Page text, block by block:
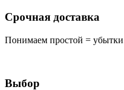
Срочная доставка
Понимаем простой =
Выбор